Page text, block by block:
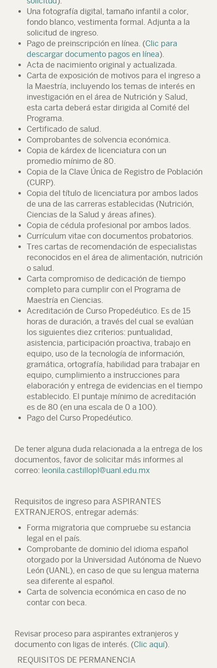
Una fotografía digital, tamaño infantil a color,
fondo blanco, vestimenta formal. Adjunta a la
solicitud de ingreso.
Pago de preinscripción en línea. (Clic para
descargar documento pagos en línea).
Acta de nacimiento original y actualizada.
Carta de exposición de motivos para el ingreso a
la Maestría, incluyendo los temas de interés en
investigación en el área de Nutrición y Salud,
esta carta deberá estar dirigida al Comité del
Programa.
Certificado de salud.
Comprobantes de solvencia económica.
Copia de kárdex de licenciatura con un
promedio mínimo de 80.
Copia de la Clave Única de Registro de Población
(CURP).
Copia del título de licenciatura por ambos lados
de una de las carreras establecidas (Nutrición,
Ciencias de la Salud y áreas afines).
Copia de cédula profesional por ambos lados.
Currículum vitae con documentos probatorios.
Tres cartas de recomendación de especialistas
reconocidos en el área de alimentación, nutrición
o salud.
Carta compromiso de dedicación de tiempo
completo para cumplir con el Programa de
Maestría en Ciencias.
Acreditación de Curso Propedéutico. Es de 15
horas de duración, a través del cual se evalúan
los siguientes diez criterios: puntualidad,
asistencia, participación proactiva, trabajo en
equipo, uso de la tecnología de información,
gramática, ortografía, habilidad para trabajar en
equipo, cumplimiento a instrucciones para
elaboración y entrega de evidencias en el tiempo
establecido. El puntaje mínimo de acreditación
es de 80 (en una escala de 0 a 100).
Pago del Curso Propedéutico.
De tener alguna duda relacionada a la entrega de los
documentos, favor de solicitar más informes al
correo: leonila.castillopl@uanl.edu.mx
Requisitos de ingreso para ASPIRANTES
EXTRANJEROS, entregar además:
Forma migratoria que compruebe su estancia
legal en el país.
Comprobante de dominio del idioma español
otorgado por la Universidad Autónoma de Nuevo
León (UANL), en caso de que su lengua materna
sea diferente al español.
Carta de solvencia económica en caso de no
contar con beca.
Revisar proceso para aspirantes extranjeros y
documento con ligas de interés. (Clic aquí).
REQUISITOS DE PERMANENCIA